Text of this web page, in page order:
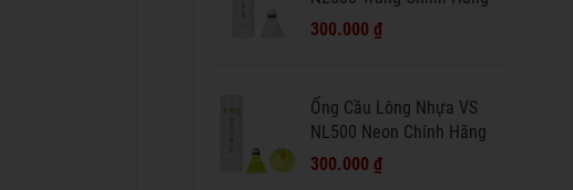
300.000 ₫
Ống Cầu Lông Nhựa VS
NL500 Neon Chính Hãng
300.000 ₫